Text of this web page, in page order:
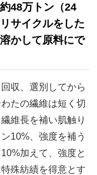
48万トン（24
サイクルをした
かして原料にで
収、選別してから
たの繊維は短く切
維長を補い肌触り
10%、強度を補う
加えて、強度と
殊紡績を得意とす